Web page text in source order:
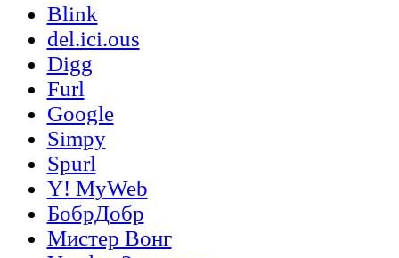
Blink
del.ici.ous
Digg
Furl
Google
Simpy
Spurl
Y! MyWeb
БобрДобр
Мистер Вонг